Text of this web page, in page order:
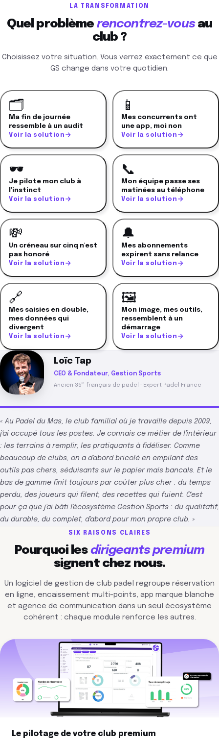
LA TRANSFORMATION
Quel problème rencontrez-vousau
club ?
Choisissez votre situation. Vous verrez exactement ce que
GS change dans votre quotidien.
🗂️
Ma fin de journée
ressemble à un audit
Voir la solution
📱
Mes concurrents ont
une app, moi non
Voir la solution
🕶️
Je pilote mon club à
l'instinct
Voir la solution
📞
Mon équipe passe ses
matinées au téléphone
Voir la solution
💸
Un créneau sur cinq n'est
pas honoré
Voir la solution
🔔
Mes abonnements
expirent sans relance
Voir la solution
🔗
Mes saisies en double,
mes données qui
divergent
Voir la solution
🖼️
Mon image, mes outils,
ressemblent à un
démarrage
Voir la solution
« Au Padel du Mas, le club familial où je travaille depuis 2009,
j'ai occupé tous les postes. Je connais ce métier de l'intérieur
: les terrains à remplir, les pratiquants à fidéliser. Comme
beaucoup de clubs, on a d'abord bricolé en empilant des
outils pas chers, séduisants sur le papier mais bancals. Et le
bas de gamme finit toujours par coûter plus cher : du temps
perdu, des joueurs qui filent, des recettes qui fuient. C'est
pour ça que j'ai bâti l'écosystème Gestion Sports : du qualitatif,
du durable, du complet, d'abord pour mon propre club. »
Loïc Tap
CEO & Fondateur, Gestion Sports
Ancien 35e français de padel · Expert Padel France
SIX RAISONS CLAIRES
Pourquoi les dirigeants premium
signent chez nous.
Un logiciel de gestion de club padel regroupe réservation
en ligne, encaissement multi-points, app marque blanche
et agence de communication dans un seul écosystème
cohérent : chaque module renforce les autres.
Le pilotage de votre club premium